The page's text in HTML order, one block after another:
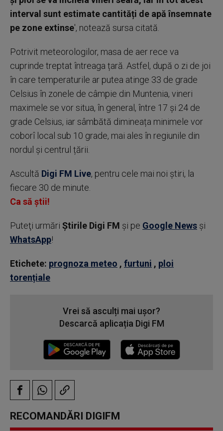
interval sunt estimate cantități de apă însemnate
pe zone extinse', notează sursa citată.
Potrivit meteorologilor, masa de aer rece va
cuprinde treptat întreaga țară. Astfel, după o zi de joi
în care temperaturile ar putea atinge 33 de grade
Celsius în zonele de câmpie din Muntenia, vineri
maximele se vor situa, în general, între 17 și 24 de
grade Celsius, iar sâmbătă dimineața minimele vor
coborî local sub 10 grade, mai ales în regiunile din
nordul și centrul țării.
Ascultă Digi FM Live, pentru cele mai noi știri, la
fiecare 30 de minute.
Ca să știi!
Puteţi urmări Știrile Digi FM şi pe Google News şi
WhatsApp!
Etichete: prognoza meteo , furtuni , ploi
torențiale
Vrei să asculți mai ușor?
Descarcă aplicația Digi FM
RECOMANDĂRI DIGIFM